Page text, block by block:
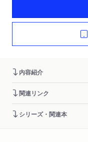
内容紹介
関連リンク
シリーズ・関連本